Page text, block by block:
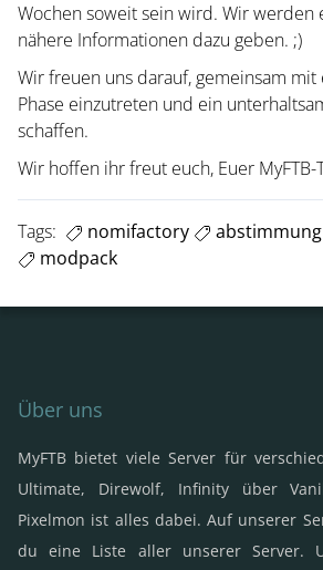
Wochen soweit sein wird. Wir werden
nähere Informationen dazu geben. ;)
Wir freuen uns darauf, gemeinsam
Phase einzutreten und ein
schaffen.
Wir hoffen ihr freut euch, Euer MyFTB-
Tags: nomifactory abstimmung
modpack
Über uns
MyFTB bietet viele Server für
Ultimate, Direwolf, Infinity über
Pixelmon ist alles dabei. Auf unserer
du eine Liste aller unserer Server.